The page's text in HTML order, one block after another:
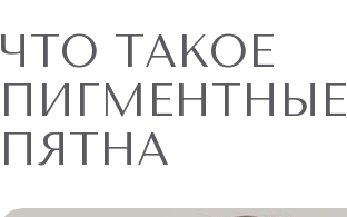
ЧТО ТАКОЕ
ПИГМЕНТНЫЕ
ПЯТНА